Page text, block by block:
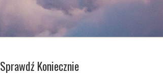
Sprawdź Koniecznie